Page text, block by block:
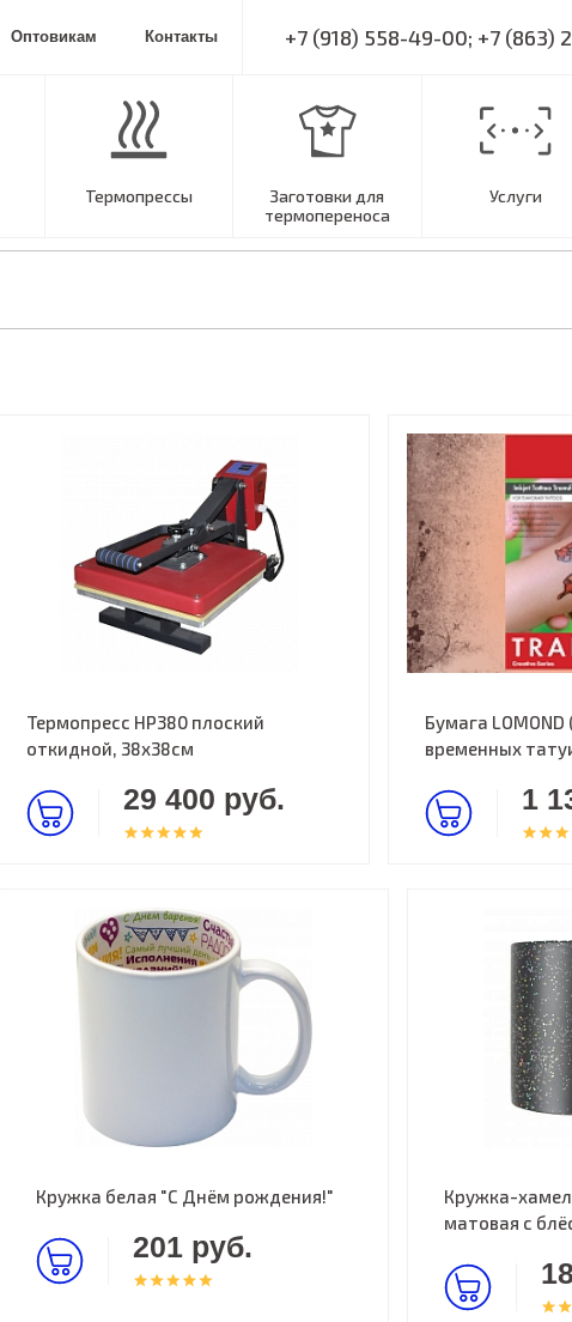
Оптовикам Контакты +7 (918) 558-49-00; +7 (863)
Термопрессы
Заготовки для
термопереноса
Услуги
Термопресс HP380 плоский
откидной, 38х38см
29 400 руб.
Бумага LOMOND
временных
1
Кружка белая "С Днём рождения!"
201 руб.
Кружка-
матовая с